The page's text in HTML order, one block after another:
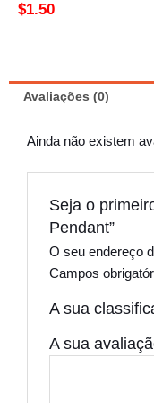
$1.50
Avaliações (0)
Ainda não existem
Seja o
Pendant”
O seu endereço
Campos
A sua
A sua